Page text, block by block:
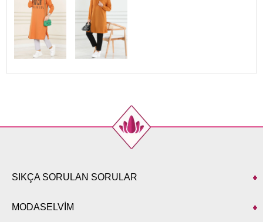
SIKÇA SORULAN SORULAR
MODASELVİM